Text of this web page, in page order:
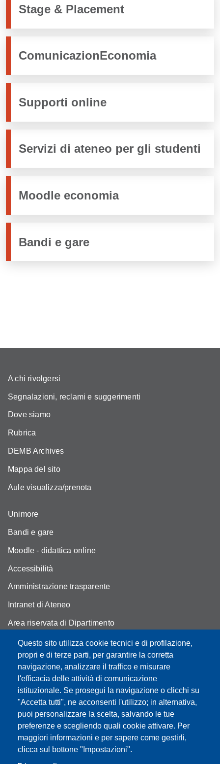
Stage & Placement
ComunicazionEconomia
Supporti online
Servizi di ateneo per gli studenti
Moodle economia
Bandi e gare
Questo sito utilizza cookie tecnici e di profilazione,
propri e di terze parti, per garantire la corretta
navigazione, analizzare il traffico e misurare
l'efficacia delle attività di comunicazione
istituzionale. Se prosegui la navigazione o clicchi su
"Accetta tutti", ne acconsenti l'utilizzo; in alternativa,
puoi personalizzare la scelta, salvando le tue
preferenze e scegliendo quali cookie attivare. Per
maggiori informazioni e per sapere come gestirli,
clicca sul bottone "Impostazioni".
A chi rivolgersi
Segnalazioni, reclami e suggerimenti
Dove siamo
Rubrica
DEMB Archives
Mappa del sito
Aule visualizza/prenota
Unimore
Bandi e gare
Moodle - didattica online
Accessibilità
Amministrazione trasparente
Intranet di Ateneo
Area riservata di Dipartimento
Cambia idea sui cookie
Privacy e cookie policy
Partita IVA: 00427620364
Dipartimento di Economia Marco Biagi
Sede: Via Berengario 51 - 41121 Modena
e-mail: info.economia@unimore.it | PEC: